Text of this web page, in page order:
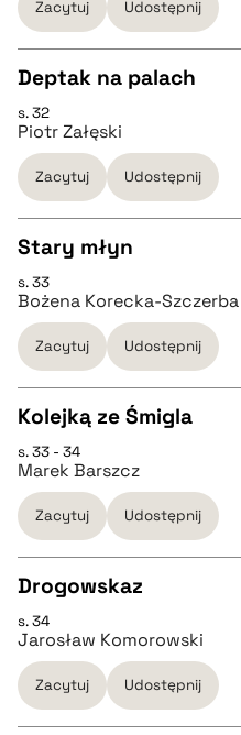
pobierz cytat
BIBTEX
pobierz cytat
Zacytuj Udostępnij
CZYSTY TEKST
pobierz cytat
BIBTEX
pobierz cytat
Deptak na palach
s. 32
Piotr Załęski
Zacytuj Udostępnij
CZYSTY TEKST
pobierz cytat
BIBTEX
pobierz cytat
Stary młyn
s. 33
Bożena Korecka-Szczerba
Zacytuj Udostępnij
CZYSTY TEKST
pobierz cytat
BIBTEX
pobierz cytat
Kolejką ze Śmigla
s. 33 - 34
Marek Barszcz
Zacytuj Udostępnij
CZYSTY TEKST
pobierz cytat
Drogowskaz
s. 34
Jarosław Komorowski
Zacytuj Udostępnij